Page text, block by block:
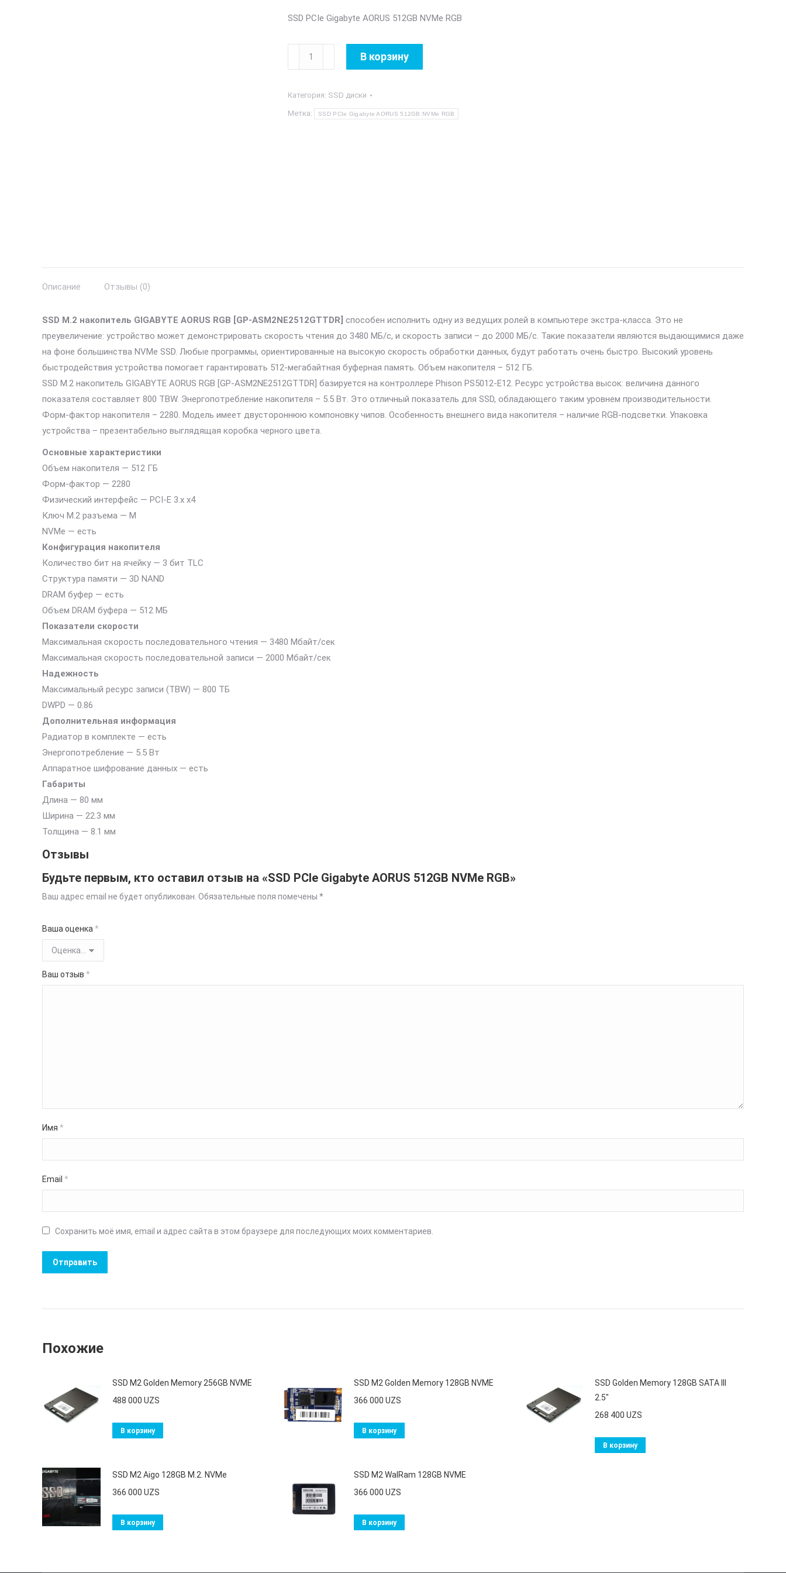
SSD PCIe Gigabyte AORUS 512GB NVMe RGB
Количество
товара
PCIe
Gigabyte
В корзину
Категория: SSD диски
Метка: SSD PCIe Gigabyte AORUS 512GB NVMe RGB
Описание Отзывы (0)
SSD M.2 накопитель GIGABYTE AORUS RGB [GP-ASM2NE2512GTTDR] способен исполнить одну из ведущих ролей в компьютере экстра-класса. Это не
преувеличение: устройство может демонстрировать скорость чтения до 3480 МБ/с, и скорость записи – до 2000 МБ/с. Такие показатели являются выдающимися даже
на фоне большинства NVMe SSD. Любые программы, ориентированные на высокую скорость обработки данных, будут работать очень быстро. Высокий уровень
быстродействия устройства помогает гарантировать 512-мегабайтная буферная память. Объем накопителя – 512 ГБ.
SSD M.2 накопитель GIGABYTE AORUS RGB [GP-ASM2NE2512GTTDR] базируется на контроллере Phison PS5012-E12. Ресурс устройства высок: величина данного
показателя составляет 800 TBW. Энергопотребление накопителя – 5.5 Вт. Это отличный показатель для SSD, обладающего таким уровнем производительности.
Форм-фактор накопителя – 2280. Модель имеет двустороннюю компоновку чипов. Особенность внешнего вида накопителя – наличие RGB-подсветки. Упаковка
устройства – презентабельно выглядящая коробка черного цвета.
Основные характеристики
Объем накопителя — 512 ГБ
Форм-фактор — 2280
Физический интерфейс — PCI-E 3.x x4
Ключ M.2 разъема — M
NVMe — есть
Конфигурация накопителя
Количество бит на ячейку — 3 бит TLC
Структура памяти — 3D NAND
DRAM буфер — есть
Объем DRAM буфера — 512 МБ
Показатели скорости
Максимальная скорость последовательного чтения — 3480 Мбайт/сек
Максимальная скорость последовательной записи — 2000 Мбайт/сек
Надежность
Максимальный ресурс записи (TBW) — 800 ТБ
DWPD — 0.86
Дополнительная информация
Радиатор в комплекте — есть
Энергопотребление — 5.5 Вт
Аппаратное шифрование данных — есть
Габариты
Длина — 80 мм
Ширина — 22.3 мм
Толщина — 8.1 мм
Отзывы
Будьте первым, кто оставил отзыв на «SSD PCIe Gigabyte AORUS 512GB NVMe RGB»
Ваш адрес email не будет опубликован. Обязательные поля помечены *
Ваша оценка *
Ваш отзыв *
Имя *
Email *
Сохранить моё имя, email и адрес сайта в этом браузере для последующих моих комментариев.
Похожие
SSD M2 Golden Memory 256GB NVME
488 000 UZS
В корзину
SSD M2 Golden Memory 128GB NVME
366 000 UZS
В корзину
SSD Golden Memory 128GB SATA III
2.5"
268 400 UZS
В корзину
SSD M2 Aigo 128GB M.2. NVMe
366 000 UZS
В корзину
SSD M2 WalRam 128GB NVME
366 000 UZS
В корзину